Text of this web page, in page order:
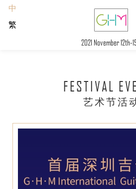
2021 November 12th-
中
繁
FESTIVAL
艺术节活